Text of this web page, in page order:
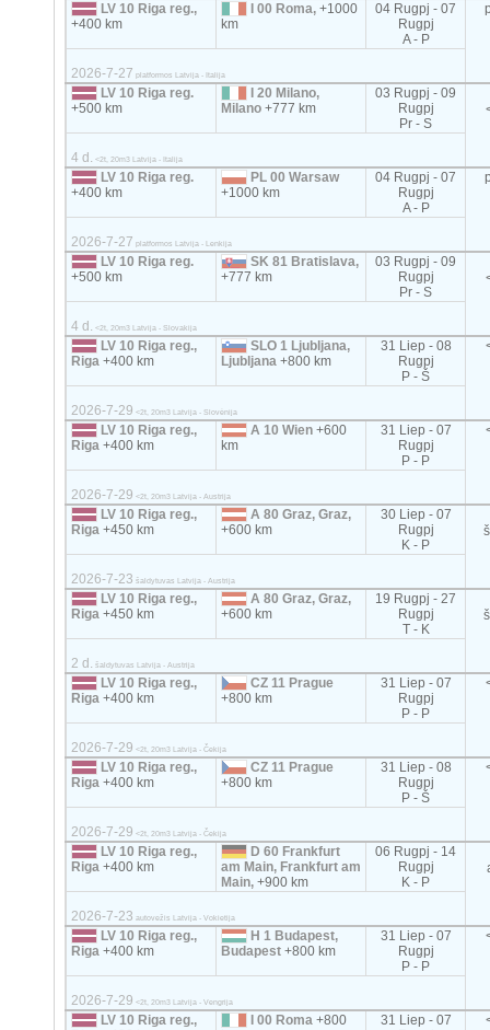
LV 10 Riga reg.,
+400 km
I 00 Roma,+1000
km
04 Rugpj - 07
Rugpj
A - P
2026-7-27 platformos Latvija - Italija
LV 10 Riga reg.
+500 km
I 20 Milano,
Milano+777 km
03 Rugpj - 09
Rugpj
Pr - S
4 d. <2t, 20m3 Latvija - Italija
LV 10 Riga reg.
+400 km
PL 00 Warsaw
+1000 km
04 Rugpj - 07
Rugpj
A - P
2026-7-27 platformos Latvija - Lenkija
LV 10 Riga reg.
+500 km
SK 81 Bratislava,
+777 km
03 Rugpj - 09
Rugpj
Pr - S
4 d. <2t, 20m3 Latvija - Slovakija
LV 10 Riga reg.,
Riga+400 km
SLO 1 Ljubljana,
Ljubljana+800 km
31 Liep - 08
Rugpj
P - Š
2026-7-29 <2t, 20m3 Latvija - Slovėnija
LV 10 Riga reg.,
Riga+400 km
A 10 Wien+600
km
31 Liep - 07
Rugpj
P - P
2026-7-29 <2t, 20m3 Latvija - Austrija
LV 10 Riga reg.,
Riga+450 km
A 80 Graz, Graz,
+600 km
30 Liep - 07
Rugpj
K - P
2026-7-23 šaldytuvas Latvija - Austrija
LV 10 Riga reg.,
Riga+450 km
A 80 Graz, Graz,
+600 km
19 Rugpj - 27
Rugpj
T - K
2 d. šaldytuvas Latvija - Austrija
LV 10 Riga reg.,
Riga+400 km
CZ 11 Prague
+800 km
31 Liep - 07
Rugpj
P - P
2026-7-29 <2t, 20m3 Latvija - Čekija
LV 10 Riga reg.,
Riga+400 km
CZ 11 Prague
+800 km
31 Liep - 08
Rugpj
P - Š
2026-7-29 <2t, 20m3 Latvija - Čekija
LV 10 Riga reg.,
Riga+400 km
D 60 Frankfurt
am Main, Frankfurt am
Main,+900 km
06 Rugpj - 14
Rugpj
K - P
2026-7-23 autovežis Latvija - Vokietija
LV 10 Riga reg.,
Riga+400 km
H 1 Budapest,
Budapest+800 km
31 Liep - 07
Rugpj
P - P
2026-7-29 <2t, 20m3 Latvija - Vengrija
LV 10 Riga reg.,
I 00 Roma+800
31 Liep - 07